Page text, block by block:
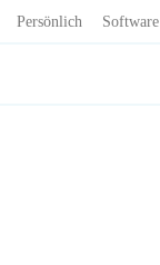
Persönlich Software